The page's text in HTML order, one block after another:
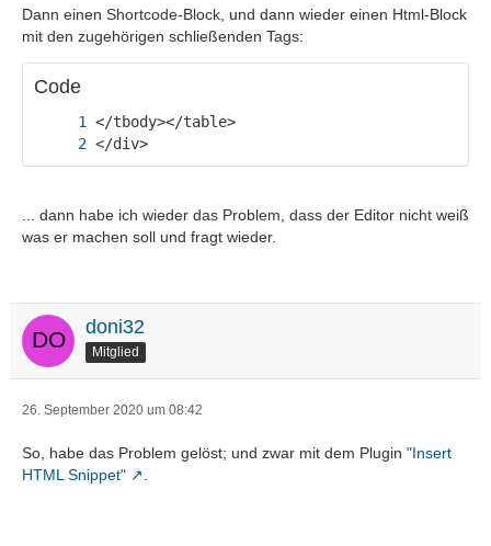
Dann einen Shortcode-Block, und dann wieder einen Html-Block
mit den zugehörigen schließenden Tags:
Code
</div>
... dann habe ich wieder das Problem, dass der Editor nicht weiß
was er machen soll und fragt wieder.
doni32
Mitglied
26. September 2020 um 08:42
So, habe das Problem gelöst; und zwar mit dem Plugin "Insert
HTML Snippet"